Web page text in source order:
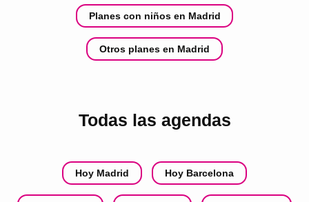
Planes con niños en Madrid
Otros planes en Madrid
Todas las agendas
Hoy Madrid Hoy Barcelona